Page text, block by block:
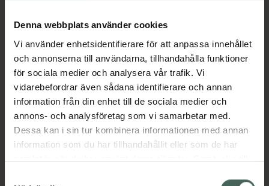
Denna webbplats använder cookies
Vi använder enhetsidentifierare för att anpassa innehållet
och annonserna till användarna, tillhandahålla funktioner
för sociala medier och analysera vår trafik. Vi
vidarebefordrar även sådana identifierare och annan
information från din enhet till de sociala medier och
annons- och analysföretag som vi samarbetar med.
Dessa kan i sin tur kombinera informationen med annan
information som du har tillhandahållit eller som de har
samlat in när du har använt deras tjänster. Samtycke till
Köp via ditt recept
Aktuella erbjudanden
Beskrivning Dölj
Läs alltid bipacksedeln innan
användning.
EAN:03597133087956